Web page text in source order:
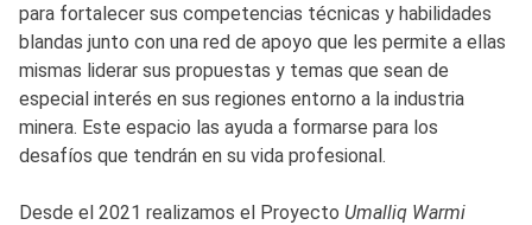
para fortalecer sus competencias técnicas y habilidades
blandas junto con una red de apoyo que les permite a ellas
mismas liderar sus propuestas y temas que sean de
especial interés en sus regiones entorno a la industria
minera. Este espacio las ayuda a formarse para los
desafíos que tendrán en su vida profesional.
Desde el 2021 realizamos el Proyecto Umalliq Warmi